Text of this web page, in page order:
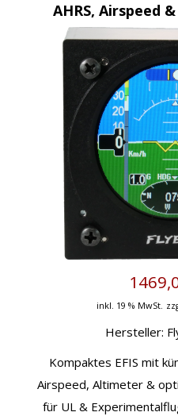
AHRS, Airspeed
inkl. 19 % MwSt.
Hersteller:
Kompaktes EFIS mit
Airspeed, Altimeter &
für UL &